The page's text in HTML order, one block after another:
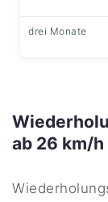
drei Monate
ab 26 km/